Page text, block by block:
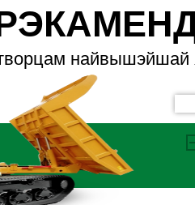
найвышэйшай